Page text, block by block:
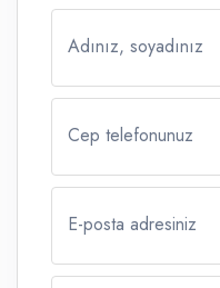
Adınız, soyadınız
Cep telefonunuz
E-posta adresiniz